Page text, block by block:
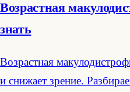
Возрастная
знать
Возрастная
и снижает зрение.